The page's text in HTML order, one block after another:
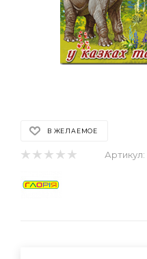
В ЖЕЛАЕМОЕ
Артикул: